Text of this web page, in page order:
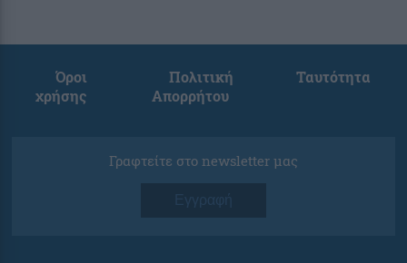
Όροι
χρήσης
Πολιτική
Απορρήτου
Ταυτότητα
Γραφτείτε στο newsletter μας
Εγγραφή